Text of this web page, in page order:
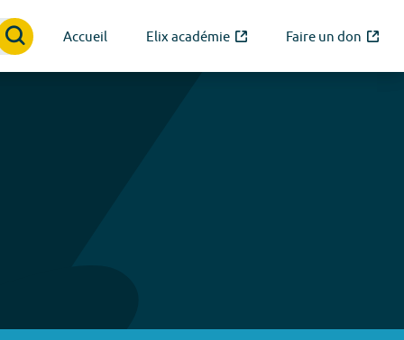
Accueil Elix académie Faire un don